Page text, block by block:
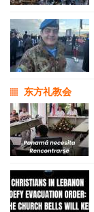
东方礼教会